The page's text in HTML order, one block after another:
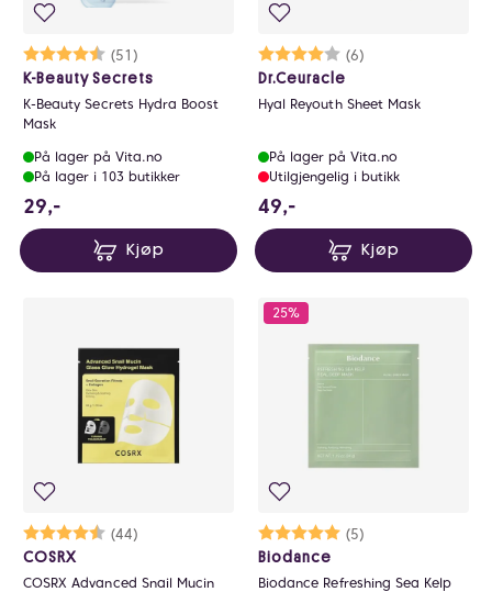
Karakter:
(51)
4.3 av 5 mulige
K-Beauty Secrets
K-Beauty Secrets Hydra Boost
Mask
På lager på Vita.no
På lager i 103 butikker
29,-
Kjøp
Karakter:
(6)
4.0 av 5 mulige
Dr.Ceuracle
Hyal Reyouth Sheet Mask
På lager på Vita.no
Utilgjengelig i butikk
49,-
Kjøp
Karakter:
(44)
4.3 av 5 mulige
COSRX
COSRX Advanced Snail Mucin
25%
Karakter:
(5)
5.0 av 5 mulige
Biodance
Biodance Refreshing Sea Kelp